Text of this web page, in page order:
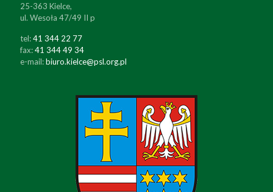
25-363 Kielce,
ul. Wesoła 47/49 II p
tel:41 344 22 77
fax:41 344 49 34
e-mail:biuro.kielce@psl.org.pl